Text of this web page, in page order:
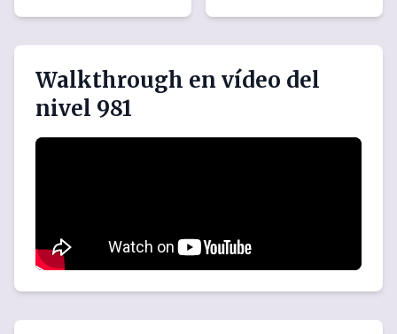
Walkthrough en vídeo del
nivel 981